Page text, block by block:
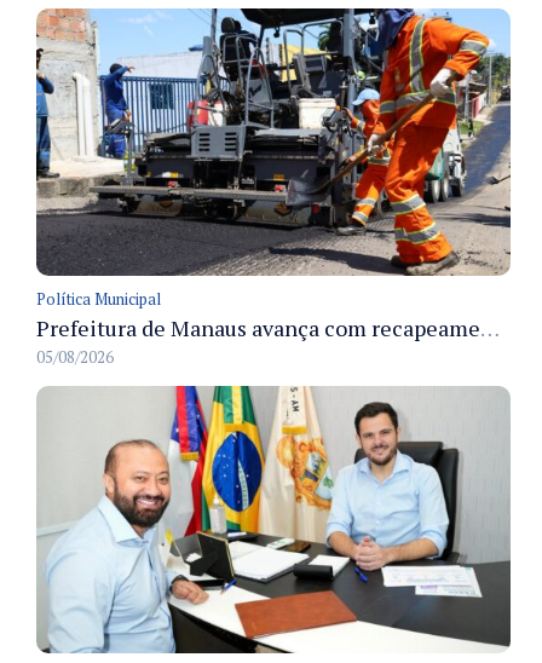
Política Municipal
Prefeitura de Manaus avança com recapeamento no Parque Rio Solimões e cobre cerca de 30 ruas
05/08/2026